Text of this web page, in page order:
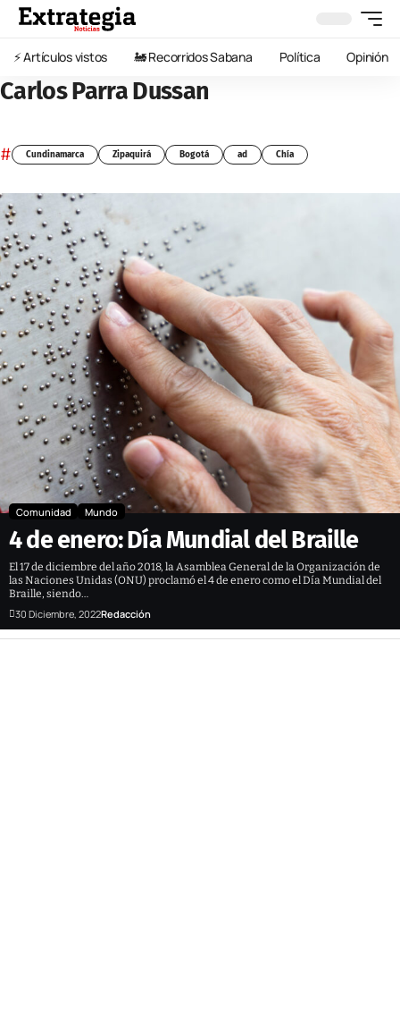
⚡️ Artículos vistos 🚂 Recorridos Sabana Política Opinión
Carlos Parra Dussan
# Cundinamarca Zipaquirá Bogotá ad Chía
Comunidad Mundo
4 de enero: Día Mundial del Braille
El 17 de diciembre del año 2018, la Asamblea General de la Organización de
las Naciones Unidas (ONU) proclamó el 4 de enero como el Día Mundial del
Braille, siendo…
30 Diciembre, 2022Redacción